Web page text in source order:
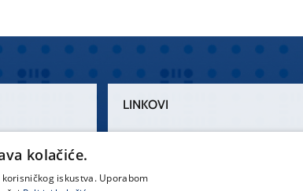
LINKOVI
kolačiće.
iskustva. Uporabom